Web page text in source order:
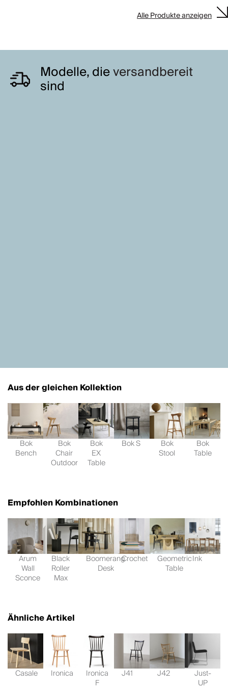
Alle Produkte anzeigen
Modelle, dieversandbereit
sind
Aus der gleichen Kollektion
Bok
Bench
Bok
Chair
Outdoor
Bok
EX
Table
Bok S Bok
Stool
Bok
Table
Empfohlen Kombinationen
Arum
Wall
Sconce
Black
Roller
Max
Boomerang
Desk
Crochet Geometric
Table
Ink
Ähnliche Artikel
Casale Ironica Ironica
F
J41 J42 Just-
UP